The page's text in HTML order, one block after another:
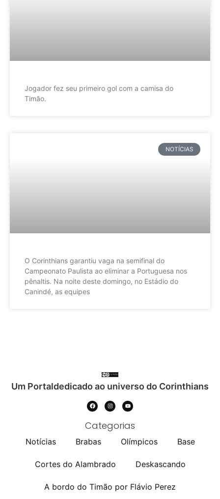
Jogador fez seu primeiro gol com a camisa do
Timão.
NOTÍCIAS
O Corinthians garantiu vaga na semifinal do
Campeonato Paulista ao eliminar a Portuguesa nos
pênaltis. Na noite deste domingo, no Estádio do
Canindé, as equipes
Um Portaldedicado ao universo do Corinthians
Categorias
Notícias Brabas Olímpicos Base
Cortes do Alambrado Deskascando
A bordo do Timão por Flávio Perez